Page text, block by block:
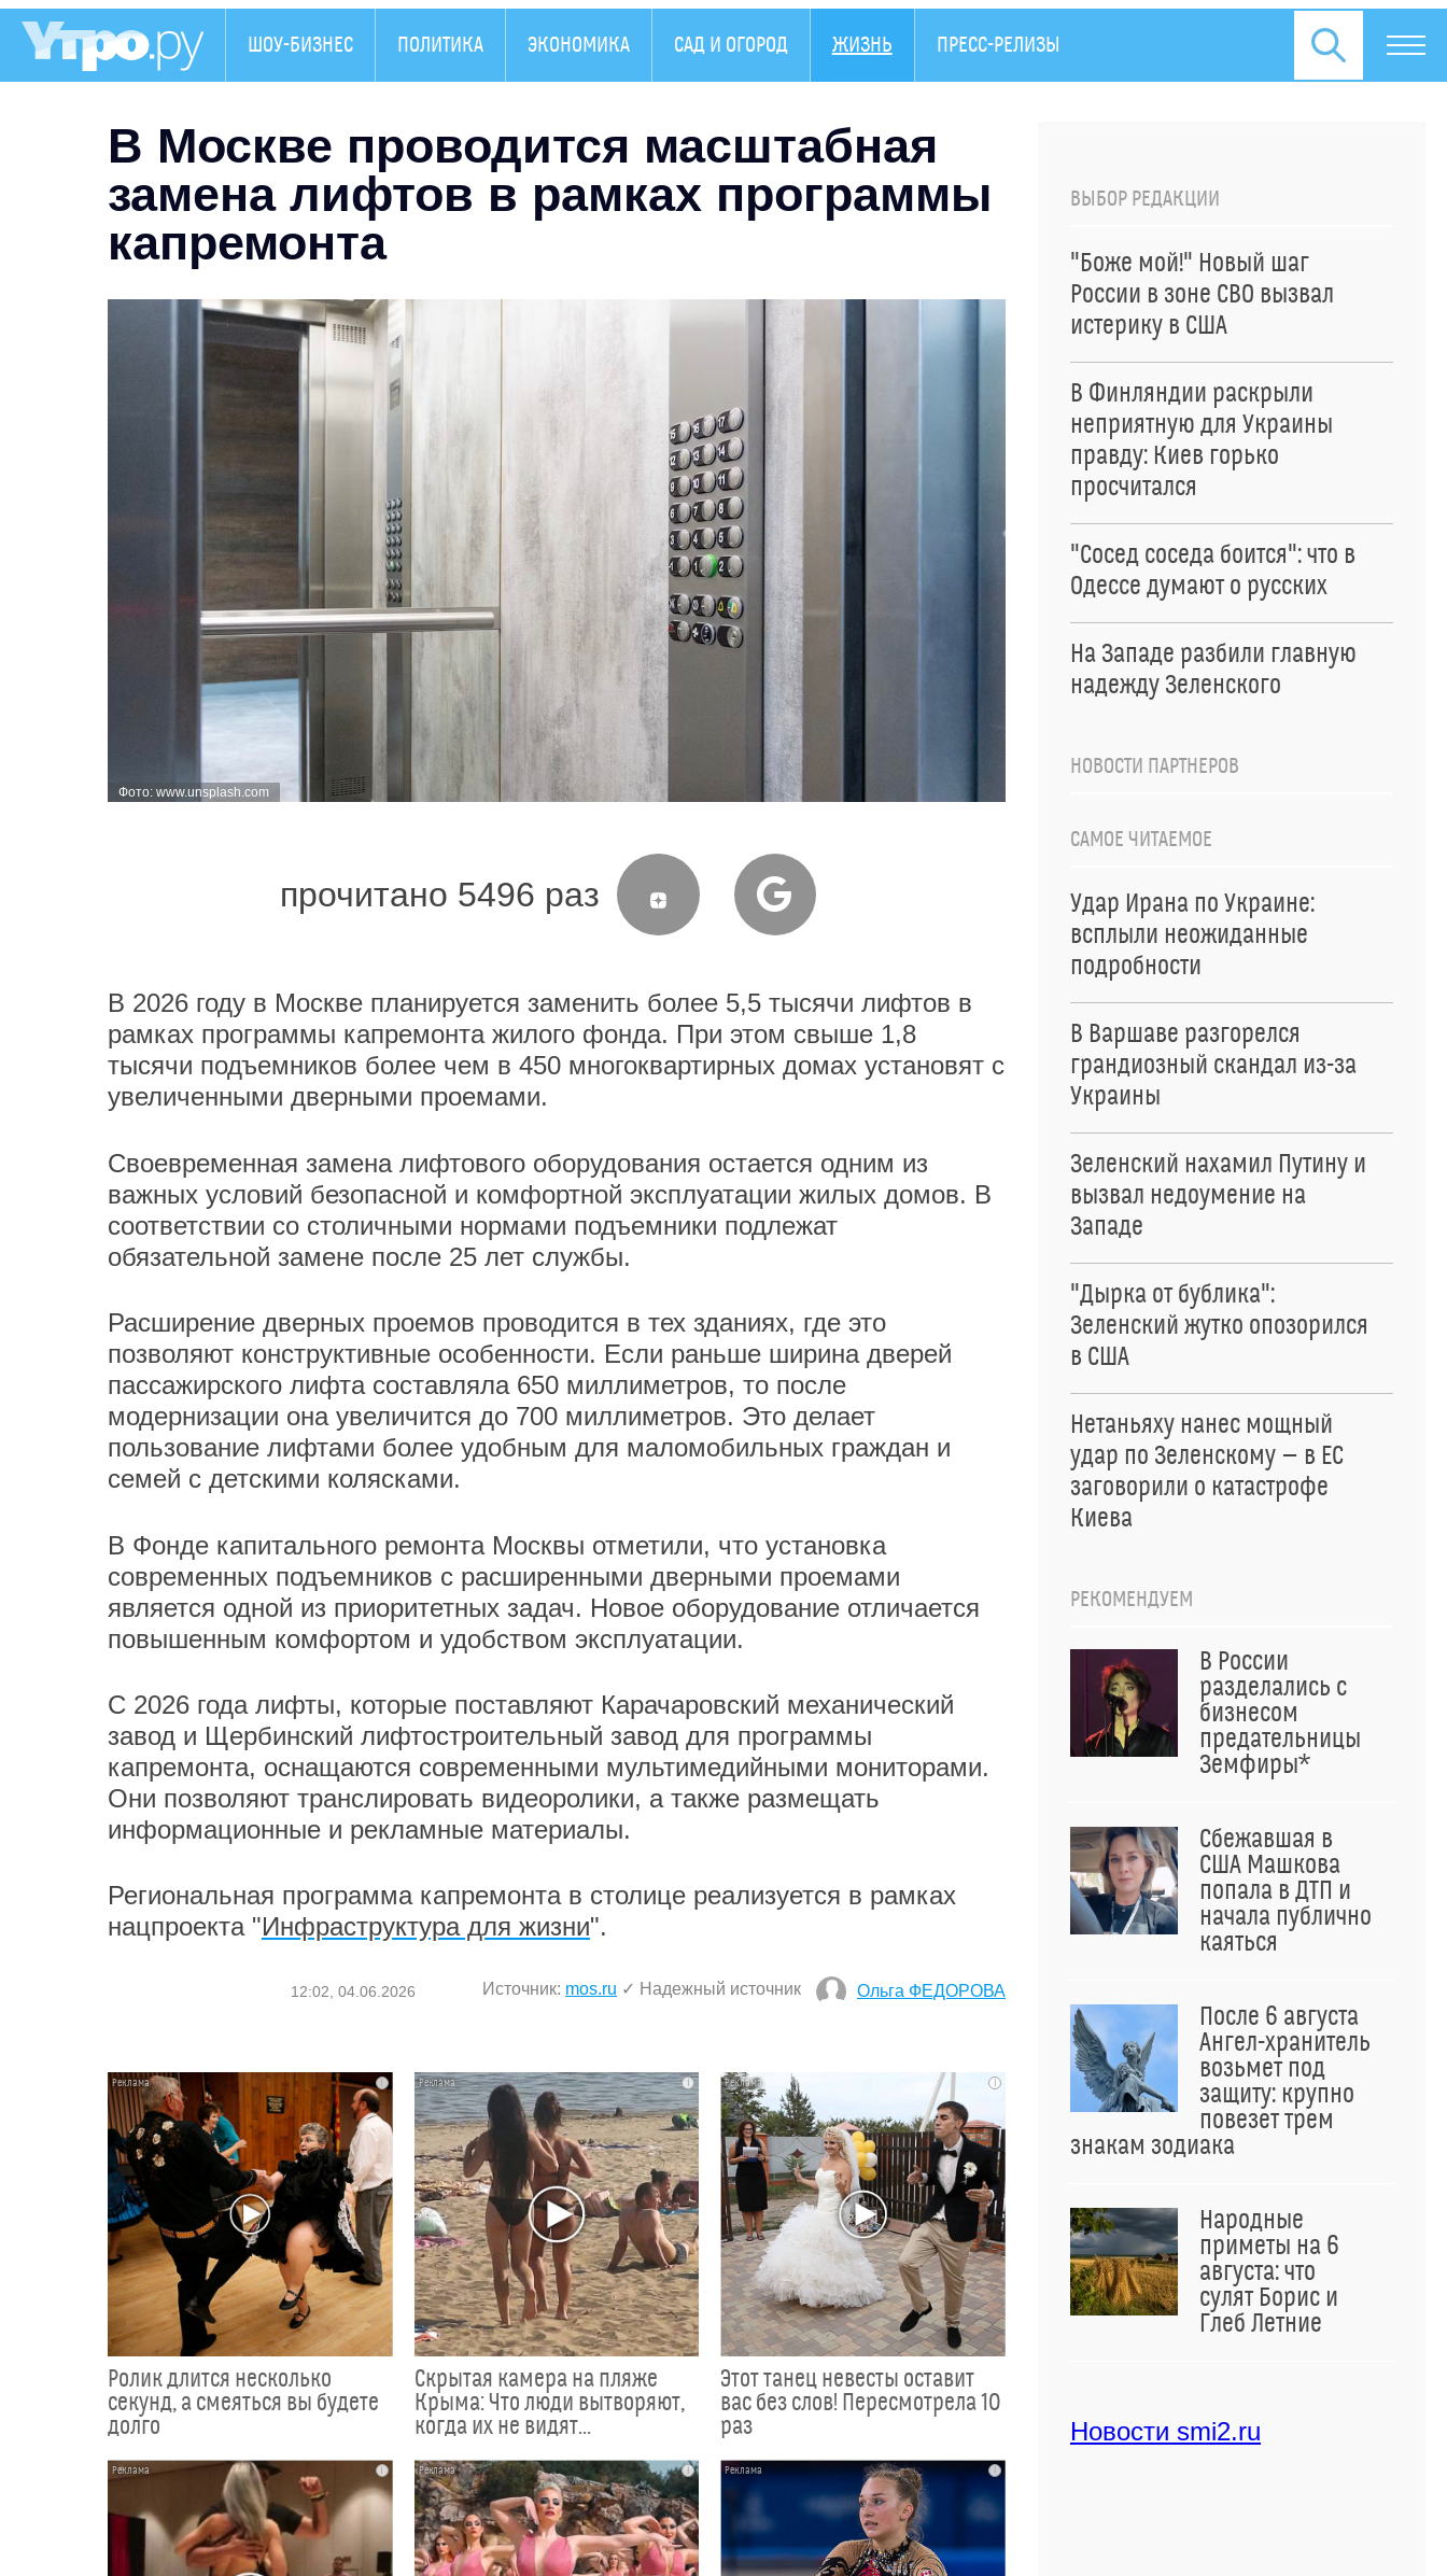
ШОУ-БИЗНЕС ПОЛИТИКА ЭКОНОМИКА САД И ОГОРОД ЖИЗНЬ ПРЕСС-РЕЛИЗЫ
В Москве проводится масштабная
замена лифтов в рамках программы
капремонта
Фото: www.unsplash.com
прочитано 5496 раз
В 2026 году в Москве планируется заменить более 5,5 тысячи лифтов в
рамках программы капремонта жилого фонда. При этом свыше 1,8
тысячи подъемников более чем в 450 многоквартирных домах установят с
увеличенными дверными проемами.
Своевременная замена лифтового оборудования остается одним из
важных условий безопасной и комфортной эксплуатации жилых домов. В
соответствии со столичными нормами подъемники подлежат
обязательной замене после 25 лет службы.
Расширение дверных проемов проводится в тех зданиях, где это
позволяют конструктивные особенности. Если раньше ширина дверей
пассажирского лифта составляла 650 миллиметров, то после
модернизации она увеличится до 700 миллиметров. Это делает
пользование лифтами более удобным для маломобильных граждан и
семей с детскими колясками.
В Фонде капитального ремонта Москвы отметили, что установка
современных подъемников с расширенными дверными проемами
является одной из приоритетных задач. Новое оборудование отличается
повышенным комфортом и удобством эксплуатации.
С 2026 года лифты, которые поставляют Карачаровский механический
завод и Щербинский лифтостроительный завод для программы
капремонта, оснащаются современными мультимедийными мониторами.
Они позволяют транслировать видеоролики, а также размещать
информационные и рекламные материалы.
Региональная программа капремонта в столице реализуется в рамках
нацпроекта "Инфраструктура для жизни".
12:02, 04.06.2026 Источник: mos.ru ✓ Надежный источник Ольга ФЕДОРОВА
i
Ролик длится несколько
секунд, а смеяться вы будете
долго
i
Скрытая камера на пляже
Крыма: Что люди вытворяют,
когда их не видят...
i
Этот танец невесты оставит
вас без слов! Пересмотрела 10
раз
ВЫБОР РЕДАКЦИИ
"Боже мой!" Новый шаг
России в зоне СВО вызвал
истерику в США
В Финляндии раскрыли
неприятную для Украины
правду: Киев горько
просчитался
"Сосед соседа боится": что в
Одессе думают о русских
На Западе разбили главную
надежду Зеленского
НОВОСТИ ПАРТНЕРОВ
САМОЕ ЧИТАЕМОЕ
Удар Ирана по Украине:
всплыли неожиданные
подробности
В Варшаве разгорелся
грандиозный скандал из-за
Украины
Зеленский нахамил Путину и
вызвал недоумение на
Западе
"Дырка от бублика":
Зеленский жутко опозорился
в США
Нетаньяху нанес мощный
удар по Зеленскому — в ЕС
заговорили о катастрофе
Киева
РЕКОМЕНДУЕМ
В России
разделались с
бизнесом
предательницы
Земфиры*
Сбежавшая в
США Машкова
попала в ДТП и
начала публично
каяться
После 6 августа
Ангел-хранитель
возьмет под
защиту: крупно
повезет трем
знакам зодиака
Народные
приметы на 6
августа: что
сулят Борис и
Глеб Летние
Новости smi2.ru